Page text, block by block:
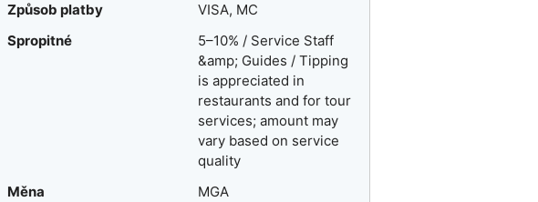
Způsob platby
VISA, MC
Spropitné
5–10% / Service Staff
&amp; Guides / Tipping
is appreciated in
restaurants and for tour
services; amount may
vary based on service
quality
Měna
MGA